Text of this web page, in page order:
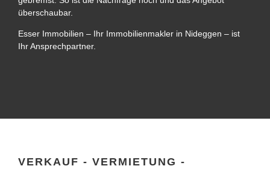
überschaubar.
Esser Immobilien – Ihr Immobilienmakler in Nideggen – ist
Ihr Ansprechpartner.
VERKAUF - VERMIETUNG -